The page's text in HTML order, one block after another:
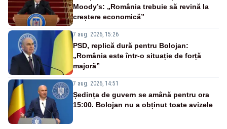
Moody’s: „România trebuie să revină la
creștere economică”
7 aug. 2026, 15:26
PSD, replică dură pentru Bolojan:
„România este într-o situație de forță
majoră”
7 aug. 2026, 14:51
Ședința de guvern se amână pentru ora
15:00. Bolojan nu a obținut toate avizele